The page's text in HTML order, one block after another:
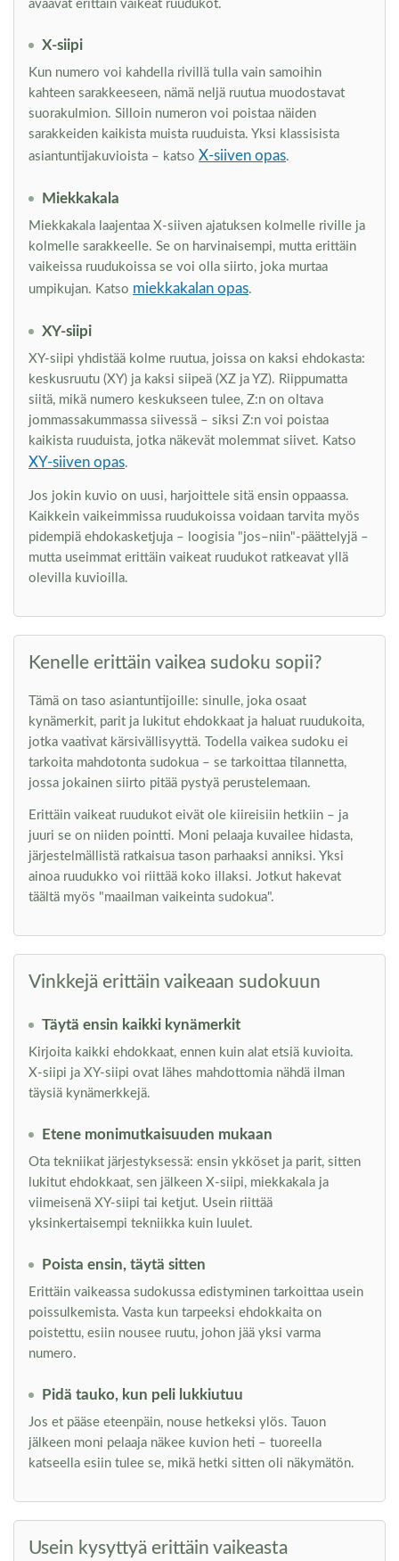
avaavat erittäin vaikeat ruudukot.
X-siipi
Kun numero voi kahdella rivillä tulla vain samoihin
kahteen sarakkeeseen, nämä neljä ruutua muodostavat
suorakulmion. Silloin numeron voi poistaa näiden
sarakkeiden kaikista muista ruuduista. Yksi klassisista
asiantuntijakuvioista – katso X-siiven opas.
Miekkakala
Miekkakala laajentaa X-siiven ajatuksen kolmelle riville ja
kolmelle sarakkeelle. Se on harvinaisempi, mutta erittäin
vaikeissa ruudukoissa se voi olla siirto, joka murtaa
umpikujan. Katso miekkakalan opas.
XY-siipi
XY-siipi yhdistää kolme ruutua, joissa on kaksi ehdokasta:
keskusruutu (XY) ja kaksi siipeä (XZ ja YZ). Riippumatta
siitä, mikä numero keskukseen tulee, Z:n on oltava
jommassakummassa siivessä – siksi Z:n voi poistaa
kaikista ruuduista, jotka näkevät molemmat siivet. Katso
XY-siiven opas.
Jos jokin kuvio on uusi, harjoittele sitä ensin oppaassa.
Kaikkein vaikeimmissa ruudukoissa voidaan tarvita myös
pidempiä ehdokasketjuja – loogisia "jos–niin"-päättelyjä –
mutta useimmat erittäin vaikeat ruudukot ratkeavat yllä
olevilla kuvioilla.
Kenelle erittäin vaikea sudoku sopii?
Tämä on taso asiantuntijoille: sinulle, joka osaat
kynämerkit, parit ja lukitut ehdokkaat ja haluat ruudukoita,
jotka vaativat kärsivällisyyttä. Todella vaikea sudoku ei
tarkoita mahdotonta sudokua – se tarkoittaa tilannetta,
jossa jokainen siirto pitää pystyä perustelemaan.
Erittäin vaikeat ruudukot eivät ole kiireisiin hetkiin – ja
juuri se on niiden pointti. Moni pelaaja kuvailee hidasta,
järjestelmällistä ratkaisua tason parhaaksi anniksi. Yksi
ainoa ruudukko voi riittää koko illaksi. Jotkut hakevat
täältä myös "maailman vaikeinta sudokua".
Vinkkejä erittäin vaikeaan sudokuun
Täytä ensin kaikki kynämerkit
Kirjoita kaikki ehdokkaat, ennen kuin alat etsiä kuvioita.
X-siipi ja XY-siipi ovat lähes mahdottomia nähdä ilman
täysiä kynämerkkejä.
Etene monimutkaisuuden mukaan
Ota tekniikat järjestyksessä: ensin ykköset ja parit, sitten
lukitut ehdokkaat, sen jälkeen X-siipi, miekkakala ja
viimeisenä XY-siipi tai ketjut. Usein riittää
yksinkertaisempi tekniikka kuin luulet.
Poista ensin, täytä sitten
Erittäin vaikeassa sudokussa edistyminen tarkoittaa usein
poissulkemista. Vasta kun tarpeeksi ehdokkaita on
poistettu, esiin nousee ruutu, johon jää yksi varma
numero.
Pidä tauko, kun peli lukkiutuu
Jos et pääse eteenpäin, nouse hetkeksi ylös. Tauon
jälkeen moni pelaaja näkee kuvion heti – tuoreella
katseella esiin tulee se, mikä hetki sitten oli näkymätön.
Usein kysyttyä erittäin vaikeasta